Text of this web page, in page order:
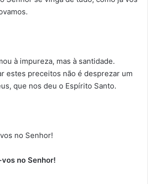
à impureza, mas à santidade.
estes preceitos não é desprezar um
que nos deu o Espírito Santo.
no Senhor!
no Senhor!